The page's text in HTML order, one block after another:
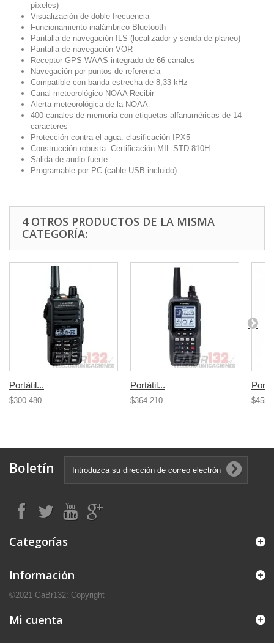
píxeles)
Visualización de doble frecuencia
Funcionamiento inalámbrico Bluetooth
Pantalla de navegación ILS (localizador y senda de planeo)
Pantalla de navegación VOR
Receptor GPS WAAS integrado de 66 canales
Navegación por puntos de referencia
Compatible con banda estrecha de 8,33 kHz
Canal meteorológico NOAA Recibir
Alerta meteorológica de la NOAA
400 canales de memoria con etiquetas alfanuméricas de 14
caracteres
Protección contra el agua: clasificación IPX5
Construcción robusta: Certificación MIL-STD-810H
Salida de audio fuerte
Programable por PC (cable USB incluido)
4 OTROS PRODUCTOS DE LA MISMA
CATEGORÍA:
Portátil...
$300.480
Portátil...
$364.210
Boletín
Categorías
Información
©2021 GaBr132: Copyright
Mi cuenta